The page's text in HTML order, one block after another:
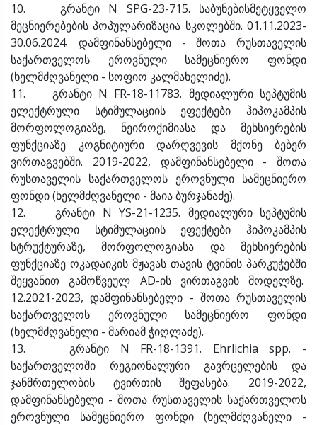
10. გრანტი N SPG-23-715. საბუნებისმეტყველო
მეცნიერებების პოპულარიზაცია სკოლებში. 01.11.2023-
30.06.2024. დამფინანსებელი - შოთა რუსთაველის
საქართველოს ეროვნული სამეცნიერო ფონდი
(ხელმძღვანელი - სოფიო კალმახელიძე).
11. გრანტი N FR-18-11783. მედიალური სეპტუმის
ელექტრული სტიმულაციის ეფექტები ჰიპოკამპის
მორფოლოგიაზე, ნეიროქიმიასა და მეხსიერების
ფუნქციაზე კოგნიტიური დარღვევის მქონე ბებერ
ვირთაგვებში. 2019-2022, დამფინანსებელი - შოთა
რუსთაველის საქართველოს ეროვნული სამეცნიერო
ფონდი (ხელმძღვანელი - მაია ბურჯანაძე).
12. გრანტი N YS-21-1235. მედიალური სეპტუმის
ელექტრული სტიმულაციის ეფექტები ჰიპოკამპის
სტრუქტურაზე, მორფოლოგიასა და მეხსიერების
ფუნქციაზე ოკადაიკის მჟავას თავის ტვინის პარკუჭებში
შეყვანით გამოწვეულ AD-ის ვირთაგვის მოდელზე.
12.2021-2023, დამფინანსებელი - შოთა რუსთაველის
საქართველოს ეროვნული სამეცნიერო ფონდი
(ხელმძღვანელი - მარიამ ჭიღლაძე).
13. გრანტი N FR-18-1391. Ehrlichia spp. -
საქართველოში რეგიონალური გავრცელების და
ჯანმრთელობის ტვირთის შეფასება. 2019-2022,
დამფინანსებელი - შოთა რუსთაველის საქართველოს
ეროვნული სამეცნიერო ფონდი (ხელმძღვანელი -